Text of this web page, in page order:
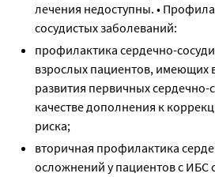
лечения недоступны. •
сосудистых заболеваний:
профилактика сердечно-
взрослых пациентов, имеющих
развития первичных сердечно-
качестве дополнения к
риска;
вторичная профилактика
осложнений у пациентов с ИБС